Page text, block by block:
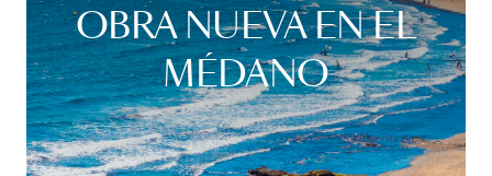
OBRA NUEVA EN EL
MÉDANO